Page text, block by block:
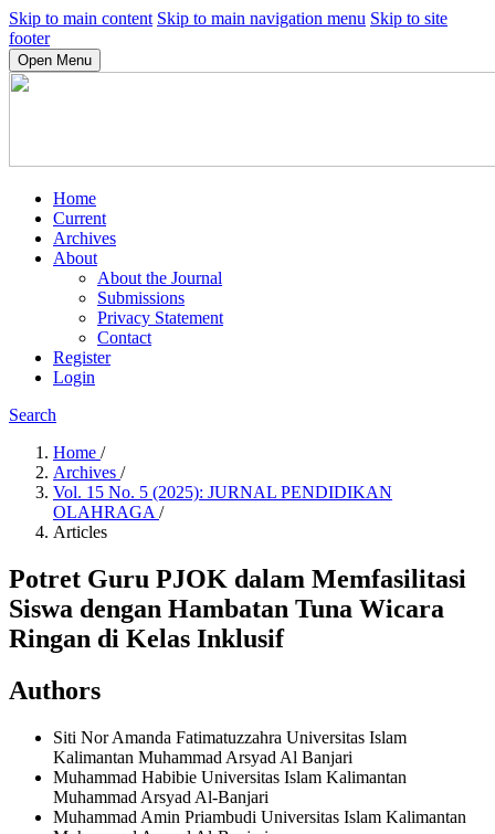
Skip to main content Skip to main navigation menu Skip to site
footer
Open Menu
Home
Current
Archives
About
About the Journal
Submissions
Privacy Statement
Contact
Register
Login
Search
Home /
Archives /
Vol. 15 No. 5 (2025): JURNAL PENDIDIKAN
OLAHRAGA /
Articles
Potret Guru PJOK dalam Memfasilitasi
Siswa dengan Hambatan Tuna Wicara
Ringan di Kelas Inklusif
Authors
Siti Nor Amanda Fatimatuzzahra Universitas Islam
Kalimantan Muhammad Arsyad Al Banjari
Muhammad Habibie Universitas Islam Kalimantan
Muhammad Arsyad Al-Banjari
Muhammad Amin Priambudi Universitas Islam Kalimantan